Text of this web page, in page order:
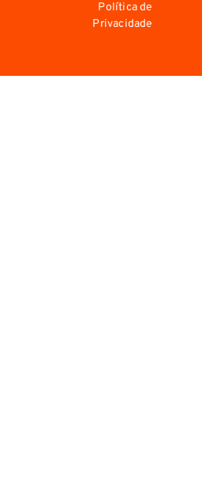
Política de
Privacidade